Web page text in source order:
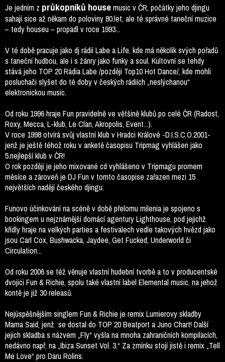
Je jedním z průkopníků housemusic v ČR, počátky jeho djingu
sahají sice až někam do poloviny 80.let, ale té správné taneční muzice
– tedy houseu – propadl v roce 1993...
V té době pracuje jako dj rádií Labe a Life, kde má několik svých pořadů
s taneční hudbou, ale i s žánry jako funky a soul. Kultovní se tehdy
stává jeho TOP 20 Rádia Labe /později Top10 Hot Dance/, kde mohli
posluchači slyšet do té doby v českých rádiích „neslýchanou“
elektronickou music.
Od roku 1996 hraje Fun pravidelně ve většině klubů po celé ČR (Radost,
Roxy, Mecca, L-klub, Le Clan, Akropolis, Event...).
V roce 1998 otvírá svůj vlastní klub v Hradci Králové -D.I.S.C.O.2001-
jenž je ještě téhož roku v anketě časopisu Tripmag vyhlášen jako
5.nejlepší klub v ČR!
O rok později je jeho mixované cd vyhlášeno v Tripmagu promem
měsíce a zároveň je DJ Fun v tomto časopise zařazen mezi 15
největších nadějí českého djingu.
Funovo účinkování na scéně v době přelomu milenia je spojeno s
bookingem u nejznámější domácí agentury Lighthouse, pod jejichž
křídly hraje na velkých parties a festivalech vedle takových hvězd jako
jsou Carl Cox, Bushwacka, Jaydee, Get Fucked, Underworld či
Circulation...
Od roku 2006 se též věnuje vlastní hudební tvorbě a to v producentské
dvojici Fun & Richie, spolu také vlastní label Elemental music, na jehož
kontě je již 30 releasů.
Nejúspěšnějším singlem Fun & Richie je remix Lumierovy skladby
Mama Said, jenž se dostal do TOP 20 Beatport a Juno Chart! Další
jejich skladba s názvem „Fly“ vyšla na mnoha zahraničních kompilacích,
nedávno např. na „Ibiza Sunset Vol. 3.“ Za zmínku stojí jistě i remix „Tell
Me Love“ pro Daru Rolins.